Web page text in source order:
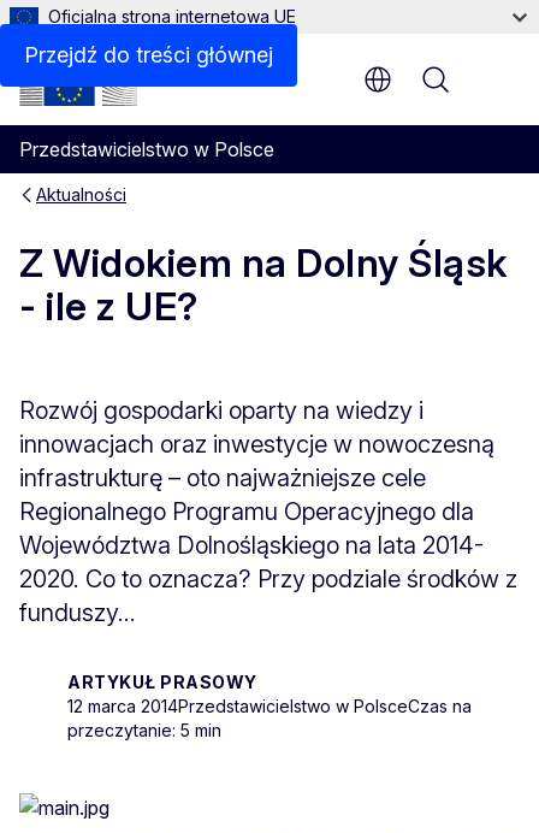
Przejdź do treści głównej
Oficjalna strona internetowa UE
Przedstawicielstwo w Polsce
Menu
Aktualności
Z Widokiem na Dolny Śląsk
- ile z UE?
Rozwój gospodarki oparty na wiedzy i
innowacjach oraz inwestycje w nowoczesną
infrastrukturę – oto najważniejsze cele
Regionalnego Programu Operacyjnego dla
Województwa Dolnośląskiego na lata 2014-
2020. Co to oznacza? Przy podziale środków z
funduszy...
ARTYKUŁ PRASOWY
12 marca 2014Przedstawicielstwo w PolsceCzas na
przeczytanie: 5 min